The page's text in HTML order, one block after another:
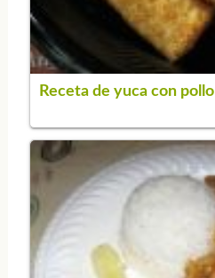
Receta de yuca con pollo